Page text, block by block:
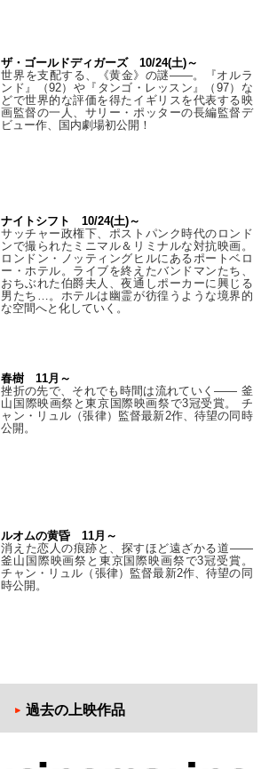
ザ・ゴールドディガーズ 10/24(土)～
世界を支配する、《黄金》の謎――。『オルラ
ンド』（92）や『タンゴ・レッスン』（97）な
どで世界的な評価を得たイギリスを代表する映
画監督の一人、サリー・ポッターの長編監督デ
ビュー作、国内劇場初公開！
ナイトシフト 10/24(土)～
サッチャー政権下、ポストパンク時代のロンド
ンで撮られたミニマル＆リミナルな対抗映画。
ロンドン・ノッティングヒルにあるポートベロ
ー・ホテル。ライブを終えたバンドマンたち、
おちぶれた伯爵夫人、夜通しポーカーに興じる
男たち…。ホテルは幽霊が彷徨うような境界的
な空間へと化していく。
春樹 11月～
挫折の先で、それでも時間は流れていく—— 釜
山国際映画祭と東京国際映画祭で3冠受賞。 チ
ャン・リュル（張律）監督最新2作、待望の同時
公開。
ルオムの黄昏 11月～
消えた恋人の痕跡と、探すほど遠ざかる道——
釜山国際映画祭と東京国際映画祭で3冠受賞。
チャン・リュル（張律）監督最新2作、待望の同
時公開。
過去の上映作品